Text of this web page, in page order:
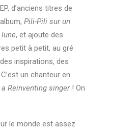
d’anciens titres de
Pili-Pili sur un
, et ajoute des
petit à petit, au gré
inspirations, des
un chanteur en
a Reinventing singer! On
le monde est assez